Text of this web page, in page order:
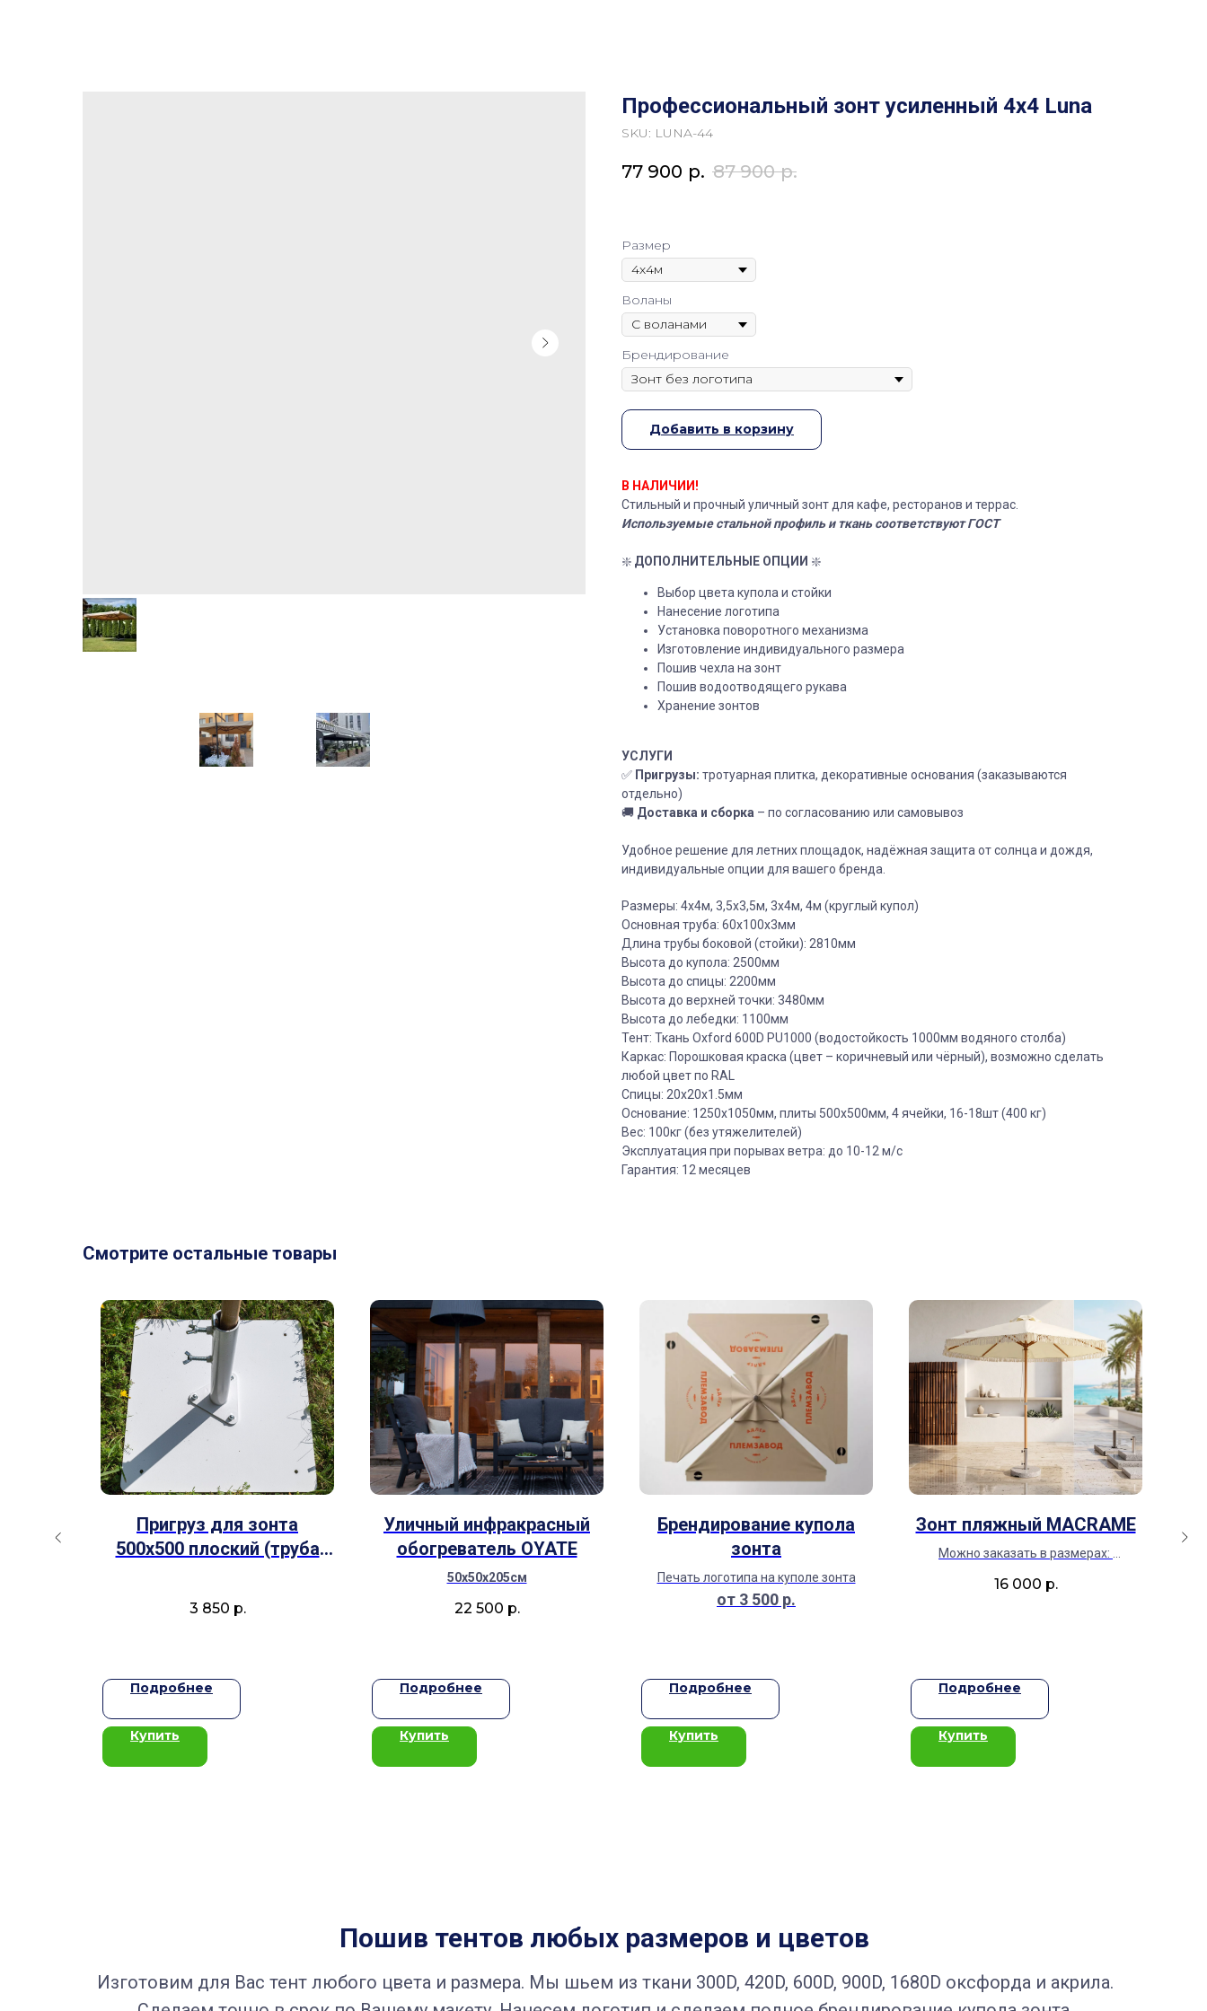
Профессиональный зонт усиленный 4x4 Luna
SKU: LUNA-44
77 900 р. 87 900 р.
Размер
Воланы
Брендирование
Добавить в корзину
В НАЛИЧИИ!
Стильный и прочный уличный зонт для кафе, ресторанов и террас.
Используемые стальной профиль и ткань соответствуют ГОСТ
❇️ ДОПОЛНИТЕЛЬНЫЕ ОПЦИИ ❇️
Выбор цвета купола и стойки
Нанесение логотипа
Установка поворотного механизма
Изготовление индивидуального размера
Пошив чехла на зонт
Пошив водоотводящего рукава
Хранение зонтов
УСЛУГИ
✅ Пригрузы: тротуарная плитка, декоративные основания (заказываются
отдельно)
🚚 Доставка и сборка – по согласованию или самовывоз
Удобное решение для летних площадок, надёжная защита от солнца и дождя,
индивидуальные опции для вашего бренда.
Размеры: 4х4м, 3,5х3,5м, 3х4м, 4м (круглый купол)
Основная труба: 60х100х3мм
Длина трубы боковой (стойки): 2810мм
Высота до купола: 2500мм
Высота до спицы: 2200мм
Высота до верхней точки: 3480мм
Высота до лебедки: 1100мм
Тент: Ткань Oxford 600D PU1000 (водостойкость 1000мм водяного столба)
Каркас: Порошковая краска (цвет – коричневый или чёрный), возможно сделать
любой цвет по RAL
Спицы: 20х20х1.5мм
Основание: 1250x1050мм, плиты 500х500мм, 4 ячейки, 16-18шт (400 кг)
Вес: 100кг (без утяжелителей)
Эксплуатация при порывах ветра: до 10-12 м/с
Гарантия: 12 месяцев
Смотрите остальные товары
Пригруз для зонта
500х500 плоский (труба
3 850 р.
Подробнее
Купить
Уличный инфракрасный
обогреватель OYATE
50х50х205см
22 500 р.
Подробнее
Купить
Брендирование купола
зонта
Печать логотипа на куполе зонта
от 3 500 р.
Подробнее
Купить
Зонт пляжный MACRAME
Можно заказать в размерах:
16 000 р.
Подробнее
Купить
Изготовим для Вас тент любого цвета и размера. Мы шьем из ткани 300D, 420D, 600D, 900D, 1680D оксфорда и акрила.
Пошив тентов любых размеров и цветов